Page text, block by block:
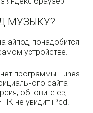
МУЗЫКУ?
айпод, понадобится
устройстве.
программы iTunes
сайта
обновите ее,
не увидит iPod.